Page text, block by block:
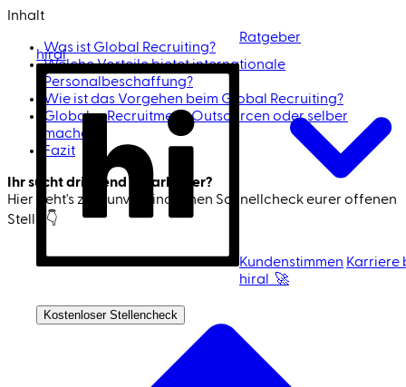
hiral
Ratgeber
Kundenstimmen Karriere
hiral 🚀
Kostenloser Stellencheck
Inhalt
Was ist Global Recruiting?
Welche Vorteile bietet internationale
Personalbeschaffung?
Wie ist das Vorgehen beim Global Recruiting?
Globales Recruitment: Outsourcen oder selber
machen?
Fazit
Ihr sucht dringend Mitarbeiter?
Hier geht's zum unverbindlichen Schnell­check eurer offenen
Stelle 👇
Jetzt Mitarbeiter finden 🚀